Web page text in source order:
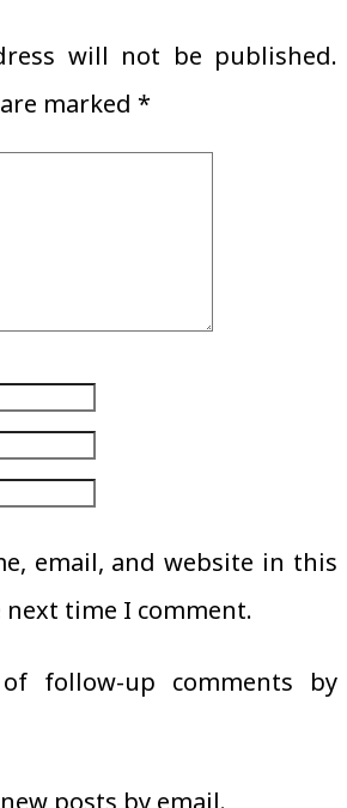
will not be published.
marked *
email, and website in this
time I comment.
follow-up comments by
posts by email.